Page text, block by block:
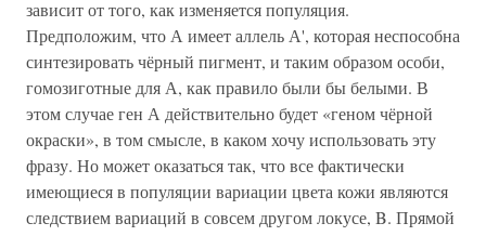
зависит от того, как изменяется популяция.
Предположим, что А имеет аллель А', которая неспособна
синтезировать чёрный пигмент, и таким образом особи,
гомозиготные для А, как правило были бы белыми. В
этом случае ген А действительно будет «геном чёрной
окраски», в том смысле, в каком хочу использовать эту
фразу. Но может оказаться так, что все фактически
имеющиеся в популяции вариации цвета кожи являются
следствием вариаций в совсем другом локусе, B. Прямой